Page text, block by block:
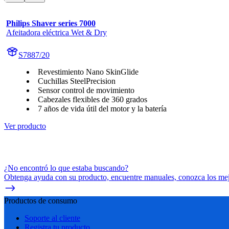
Philips Shaver series 7000
Afeitadora eléctrica Wet & Dry
S7887/20
Revestimiento Nano SkinGlide
Cuchillas SteelPrecision
Sensor control de movimiento
Cabezales flexibles de 360 grados
7 años de vida útil del motor y la batería
Ver producto
¿No encontró lo que estaba buscando?
Obtenga ayuda con su producto, encuentre manuales, conozca los
Productos de consumo
Soporte al cliente
Registra tu producto